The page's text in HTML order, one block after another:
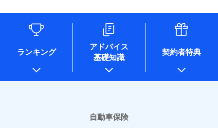
情報を取引のある他の保険会社の商品・サービスをご提案す
るために利用させていただくことがあります。）
各種セミナーの開催のため
コンサルティングサービスの実施のため
アンケートやキャンペーン等の実施のため
上記に係る案内・手続き・管理等付帯業務を行うため
* 当社が委託を受けている保険会社の情報は、保険会社のホ
ームページに掲載しておりますので、ご確認ください。
あいおいニッセイ同和損害保険株式会社
(https://www.aioinissaydowa.co.jp/)
ランキング
アドバイス
基礎知識
契約者特典
自動車保険